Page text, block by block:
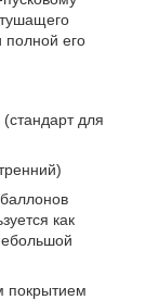
его
(стандарт для
как
покрытием